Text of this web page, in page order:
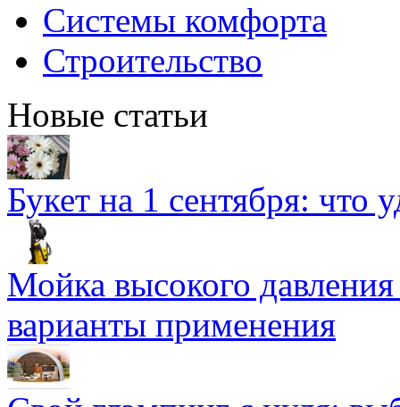
Системы комфорта
Строительство
Новые статьи
Букет на 1 сентября: что
Мойка высокого
варианты применения